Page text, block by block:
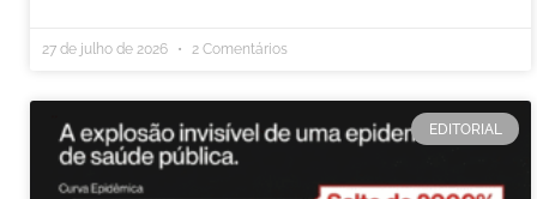
27 de julho de 2026 2 Comentários
EDITORIAL